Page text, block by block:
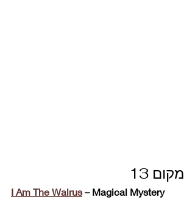
מקום 13
I Am The Walrus – Magical Mystery